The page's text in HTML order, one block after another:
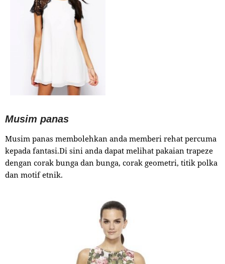
Musim panas
Musim panas membolehkan anda memberi rehat percuma
kepada fantasi.Di sini anda dapat melihat pakaian trapeze
dengan corak bunga dan bunga, corak geometri, titik polka
dan motif etnik.